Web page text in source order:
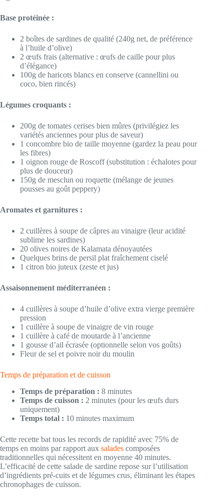
Base protéinée :
2 boîtes de sardines de qualité (240g net, de préférence
à l’huile d’olive)
2 œufs frais (alternative : œufs de caille pour plus
d’élégance)
100g de haricots blancs en conserve (cannellini ou
coco, bien rincés)
Légumes croquants :
200g de tomates cerises bien mûres (privilégiez les
variétés anciennes pour plus de saveur)
1 concombre bio de taille moyenne (gardez la peau pour
les fibres)
1 oignon rouge de Roscoff (substitution : échalotes pour
plus de douceur)
150g de mesclun ou roquette (mélange de jeunes
pousses au goût peppery)
Aromates et garnitures :
2 cuillères à soupe de câpres au vinaigre (leur acidité
sublime les sardines)
20 olives noires de Kalamata dénoyautées
Quelques brins de persil plat fraîchement ciselé
1 citron bio juteux (zeste et jus)
Assaisonnement méditerranéen :
4 cuillères à soupe d’huile d’olive extra vierge première
pression
1 cuillère à soupe de vinaigre de vin rouge
1 cuillère à café de moutarde à l’ancienne
1 gousse d’ail écrasée (optionnelle selon vos goûts)
Fleur de sel et poivre noir du moulin
Temps de préparation et de cuisson
Temps de préparation : 8 minutes
Temps de cuisson : 2 minutes (pour les œufs durs
uniquement)
Temps total : 10 minutes maximum
Cette recette bat tous les records de rapidité avec 75% de
temps en moins par rapport aux salades composées
traditionnelles qui nécessitent en moyenne 40 minutes.
L’efficacité de cette salade de sardine repose sur l’utilisation
d’ingrédients pré-cuits et de légumes crus, éliminant les étapes
chronophages de cuisson.